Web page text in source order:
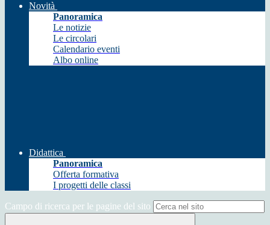
Novità
Panoramica
Le notizie
Le circolari
Calendario eventi
Albo online
Didattica
Panoramica
Offerta formativa
I progetti delle classi
Campo di ricerca per le pagine del sito